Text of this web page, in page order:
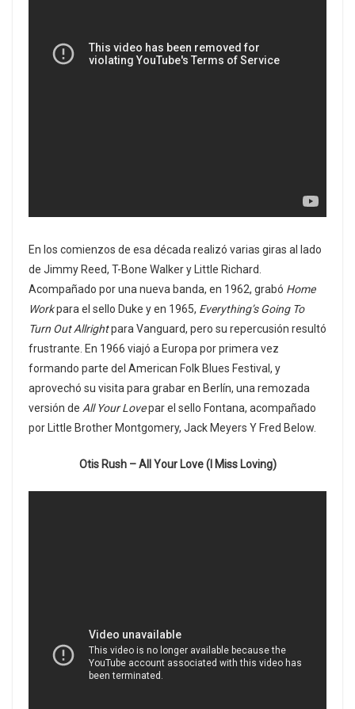
En los comienzos de esa década realizó varias giras al lado
de Jimmy Reed, T-Bone Walker y Little Richard.
Acompañado por una nueva banda, en 1962, grabó Home
Workpara el sello Duke y en 1965, Everything’s Going To
Turn Out Allrightpara Vanguard, pero su repercusión resultó
frustrante. En 1966 viajó a Europa por primera vez
formando parte del American Folk Blues Festival, y
aprovechó su visita para grabar en Berlín, una remozada
versión de All Your Lovepar el sello Fontana, acompañado
por Little Brother Montgomery, Jack Meyers Y Fred Below.
Otis Rush – All Your Love (I Miss Loving)